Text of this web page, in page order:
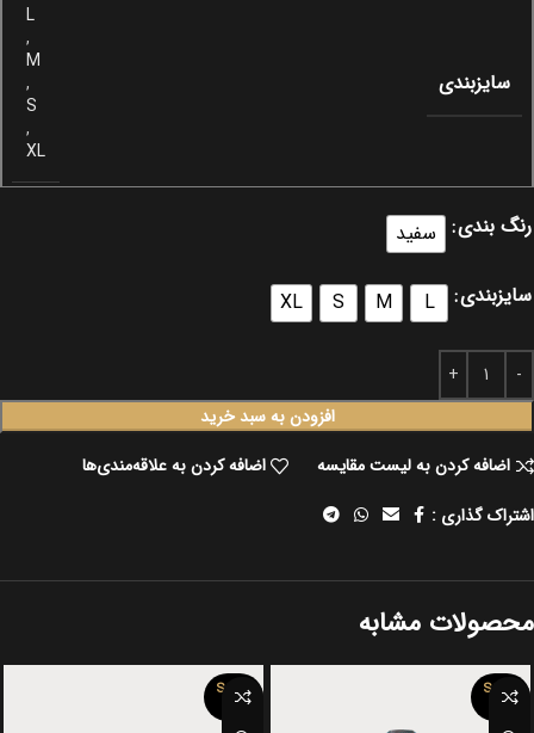
سایزبندی
L
,
M
,
S
,
XL
رنگ بندی سفید
سایزبندی L
M
S
XL
افزودن به سبد خرید
اضافه کردن به لیست مقایسه
اضافه کردن به علاقه‌مندی‌ها
اشتراک گذاری :
محصولات مشابه
SOLD
OUT
SOLD
OUT